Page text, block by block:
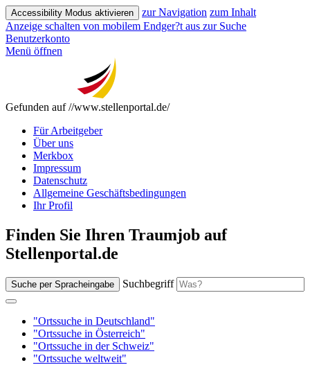
Accessibility Modus aktivieren zur Navigation zum Inhalt
Anzeige schalten von mobilem Endger?t aus zur Suche
Benutzerkonto
Menü öffnen
Gefunden auf //www.stellenportal.de/
Für Arbeitgeber
Über uns
Merkbox
Impressum
Datenschutz
Allgemeine Geschäftsbedingungen
Ihr Profil
Finden Sie Ihren Traumjob auf
Stellenportal.de
Suche per Spracheingabe Suchbegriff
"Ortssuche in Deutschland"
"Ortssuche in Österreich"
"Ortssuche in der Schweiz"
"Ortssuche weltweit"